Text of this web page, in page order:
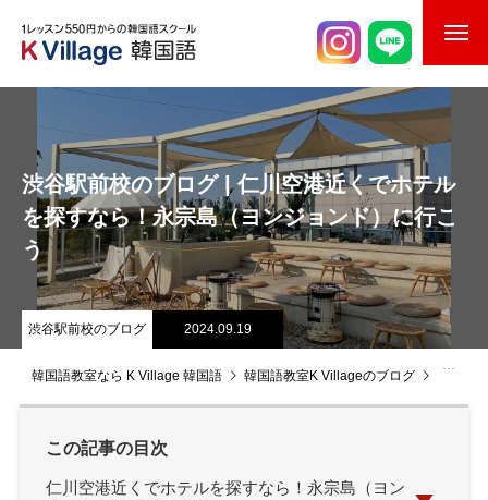
校舎案内
ご入校までの流れ
韓国語講師紹介
スケジュール
K Village韓国留学
渋谷駅前校のブログ | 仁川空港近くでホテル
を探すなら！永宗島（ヨンジョンド）に行こ
う
渋谷駅前校のブログ 2024.09.19
韓国語教室なら K Village 韓国語 韓国語教室K Villageのブログ
この記事の目次
仁川空港近くでホテルを探すなら！永宗島（ヨン